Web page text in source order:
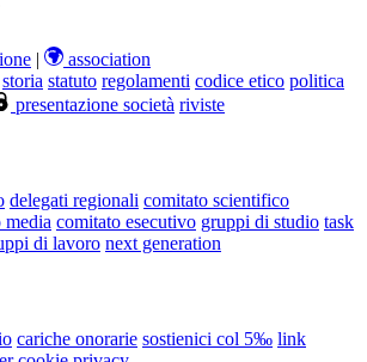
|
association
storia statuto regolamenti codice etico politica
presentazione società riviste
delegati regionali comitato scientifico
media comitato esecutivo gruppi di studio task
di lavoro next generation
cariche onorarie sostienici col 5‰ link